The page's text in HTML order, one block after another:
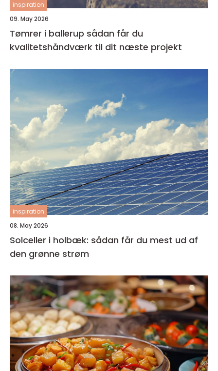
inspiration
09. May 2026
Tømrer i ballerup sådan får du
kvalitetshåndværk til dit næste projekt
inspiration
08. May 2026
Solceller i holbæk: sådan får du mest ud af
den grønne strøm